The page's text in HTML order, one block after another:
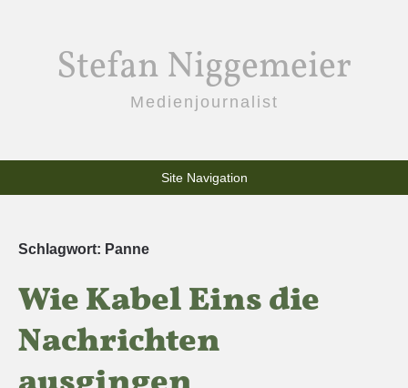
Stefan Niggemeier
Medienjournalist
Site Navigation
Schlagwort: Panne
Wie Kabel Eins die
Nachrichten